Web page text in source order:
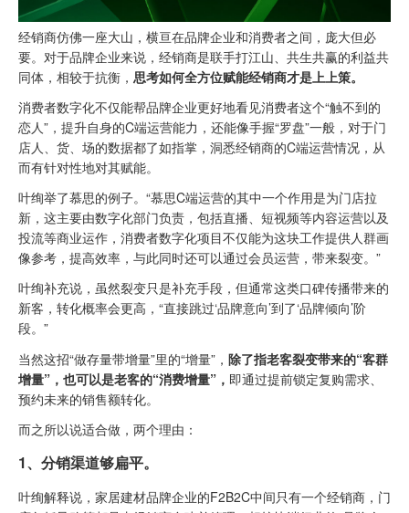
经销商仿佛一座大山，横亘在品牌企业和消费者之间，庞大但必
要。对于品牌企业来说，经销商是联手打江山、共生共赢的利益共
同体，相较于抗衡， 思考如何全方位赋能经销商才是上上策。
消费者数字化不仅能帮品牌企业更好地看见消费者这个“触不到的
恋人”，提升自身的C端运营能力，还能像手握“罗盘”一般，对于门
店人、货、场的数据都了如指掌，洞悉经销商的C端运营情况，从
而有针对性地对其赋能。
叶绚举了慕思的例子。“慕思C端运营的其中一个作用是为门店拉
新，这主要由数字化部门负责，包括直播、短视频等内容运营以及
投流等商业运作，消费者数字化项目不仅能为这块工作提供人群画
像参考，提高效率，与此同时还可以通过会员运营，带来裂变。”
叶绚补充说，虽然裂变只是补充手段，但通常这类口碑传播带来的
新客，转化概率会更高，“直接跳过‘品牌意向’到了‘品牌倾向’阶
段。”
当然这招“做存量带增量”里的“增量”， 除了指老客裂变带来的“客群
增量”，也可以是老客的“消费增量”， 即通过提前锁定复购需求、
预约未来的销售额转化。
而之所以说适合做，两个理由：
1、分销渠道够扁平。
叶绚解释说，家居建材品牌企业的F2B2C中间只有一个经销商，门